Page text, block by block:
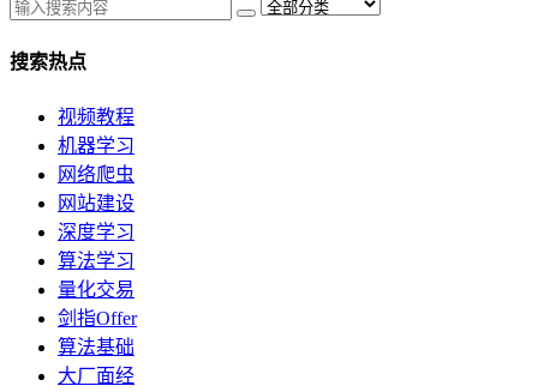
搜索热点
视频教程
机器学习
网络爬虫
网站建设
深度学习
算法学习
量化交易
剑指Offer
算法基础
大厂面经